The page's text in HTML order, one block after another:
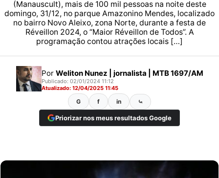
(Manauscult), mais de 100 mil pessoas na noite deste
domingo, 31/12, no parque Amazonino Mendes, localizado
no bairro Novo Aleixo, zona Norte, durante a festa de
Réveillon 2024, o “Maior Réveillon de Todos”. A
programação contou atrações locais […]
Por Weliton Nunez | jornalista | MTB 1697/AM
Publicado: 02/01/2024 11:12
Atualizado: 12/04/2025 11:45
G f in ⤿
Priorizar nos meus resultados Google